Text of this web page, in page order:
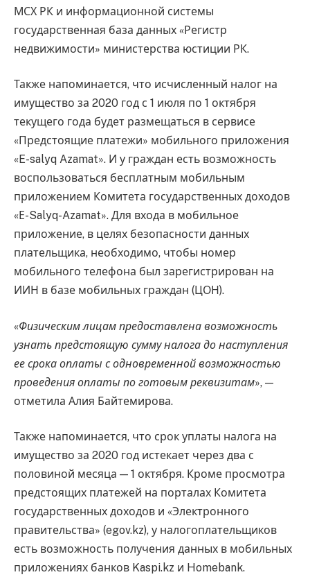
МСХ РК и информационной системы
государственная база данных «Регистр
недвижимости» министерства юстиции РК.
Также напоминается, что исчисленный налог на
имущество за 2020 год с 1 июля по 1 октября
текущего года будет размещаться в сервисе
«Предстоящие платежи» мобильного приложения
«E-salyq Azamat». И у граждан есть возможность
воспользоваться бесплатным мобильным
приложением Комитета государственных доходов
«Е-Salyq-Azamat». Для входа в мобильное
приложение, в целях безопасности данных
плательщика, необходимо, чтобы номер
мобильного телефона был зарегистрирован на
ИИН в базе мобильных граждан (ЦОН).
«Физическим лицам предоставлена возможность
узнать предстоящую сумму налога до наступления
ее срока оплаты с одновременной возможностью
проведения оплаты по готовым реквизитам», —
отметила Алия Байтемирова.
Также напоминается, что срок уплаты налога на
имущество за 2020 год истекает через два с
половиной месяца — 1 октября. Кроме просмотра
предстоящих платежей на порталах Комитета
государственных доходов и «Электронного
правительства» (egov.kz), у налогоплательщиков
есть возможность получения данных в мобильных
приложениях банков Kaspi.kz и Homebank.